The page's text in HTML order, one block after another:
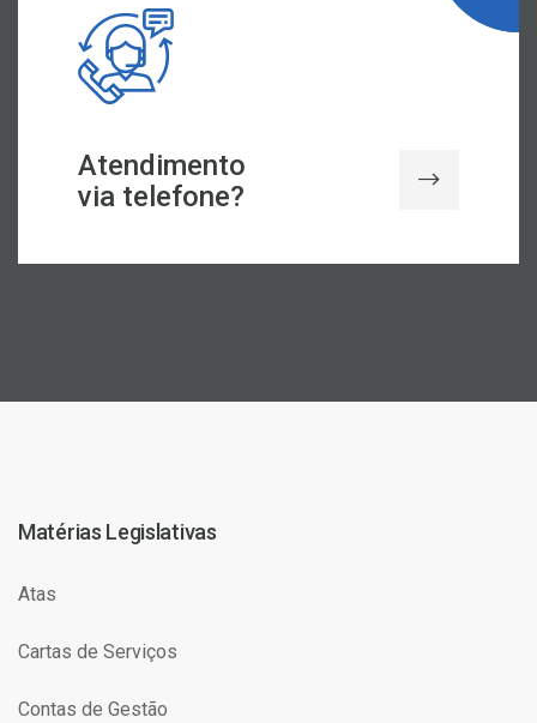
Atendimento
via telefone?
Matérias Legislativas
Atas
Cartas de Serviços
Contas de Gestão